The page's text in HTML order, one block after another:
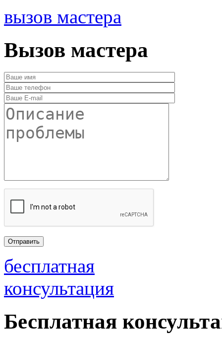
вызов мастера
Вызов мастера
бесплатная
консультация
Бесплатная